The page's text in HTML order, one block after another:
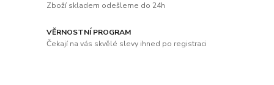
Zboží skladem odešleme do 24h
VĚRNOSTNÍ PROGRAM
Čekají na vás skvělé slevy ihned po registraci